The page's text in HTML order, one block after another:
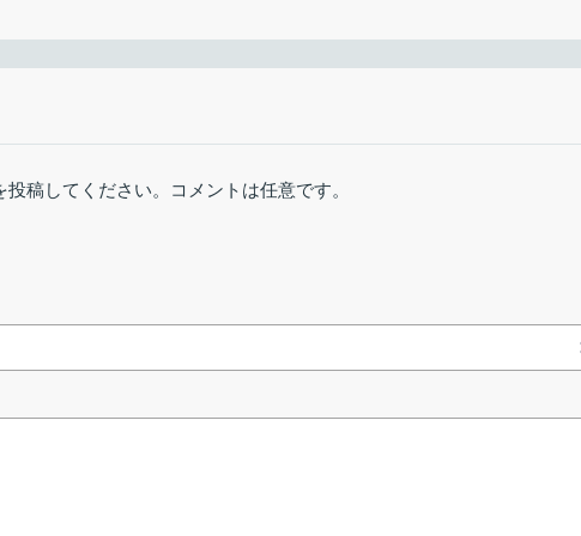
グ時計です。
プリ
観を変更できます。
windows (64-bit) 20.06 MB
て［次へ］をクリックします。
稿してください。コメントは任意です。